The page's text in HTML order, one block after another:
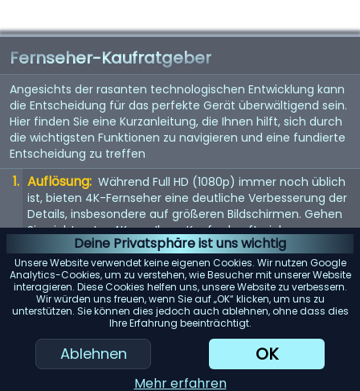
Deine Privatsphäre ist uns wichtig
Unsere Website verwendet keine eigenen Cookies. Wir nutzen Google
Analytics-Cookies, um zu verstehen, wie Besucher mit unserer Website
interagieren. Diese Cookies helfen uns, unsere Website zu verbessern.
Wir würden uns freuen, wenn Sie auf „OK“ klicken, um uns zu
unterstützen. Sie können dies jedoch auch ablehnen, ohne dass dies
Ihre Erfahrung beeinträchtigt.
Ablehnen OK
Mehr erfahren
Fernseher-Kaufratgeber
Angesichts der rasanten technologischen Entwicklung kann
die Entscheidung für das perfekte Gerät überwältigend sein.
Hier finden Sie eine Kurzanleitung, die Ihnen hilft, sich durch
die wichtigsten Funktionen zu navigieren und eine fundierte
Entscheidung zu treffen
Auflösung: Während Full HD (1080p) immer noch üblich
ist, bieten 4K-Fernseher eine deutliche Verbesserung der
Details, insbesondere auf größeren Bildschirmen. Gehen
Sie nicht unter 4K, um Ihren Kauf zukunftssicher zu
machen. 8K steht vor der Tür, aber da Inhalte noch rar
sind, ist dies noch keine Notwendigkeit.
Bildwiederholfrequenz: Achten Sie auf eine
Bildwiederholfrequenz von 120 Hz für flüssigere
Bewegungen. Dies ist besonders wichtig für schnelle
Inhalte wie Sport oder Actionfilme. Eine höhere
Bildwiederholfrequenz kann auch das Spielerlebnis
verbessern.